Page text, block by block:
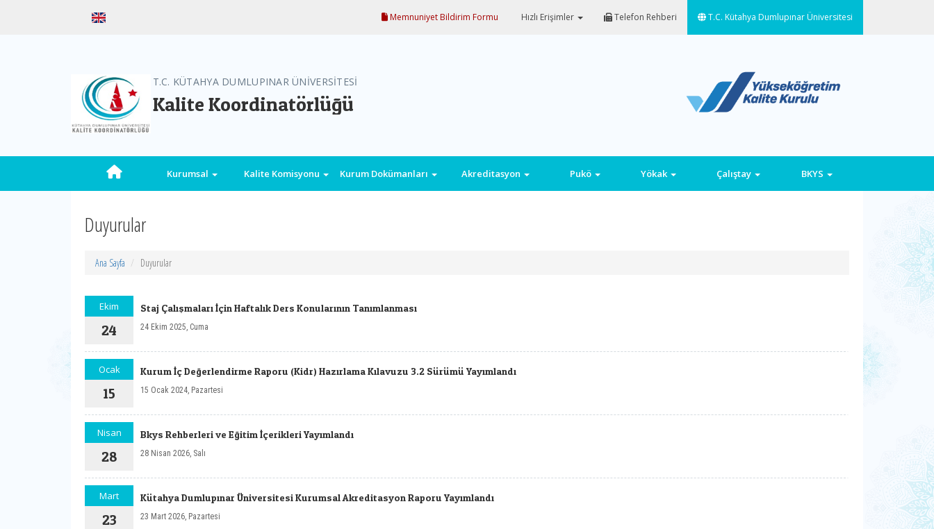
Memnuniyet Bildirim Formu Hızlı Erişimler Telefon Rehberi T.C. Kütahya Dumlupınar Üniversitesi
T.C. KÜTAHYA DUMLUPINAR ÜNİVERSİTESİ
Kalite Koordinatörlüğü
Kurumsal Kalite Komisyonu Kurum Dokümanları Akreditasyon Pukö Yökak Çalıştay BKYS
Duyurular
Ana Sayfa Duyurular
Ekim
24
Staj Çalışmaları İçin Haftalık Ders Konularının Tanımlanması
24 Ekim 2025, Cuma
Ocak
15
Kurum İç Değerlendirme Raporu (Kidr) Hazırlama Kılavuzu 3.2 Sürümü Yayımlandı
15 Ocak 2024, Pazartesi
Nisan
28
Bkys Rehberleri ve Eğitim İçerikleri Yayımlandı
28 Nisan 2026, Salı
Mart
23
Kütahya Dumlupınar Üniversitesi Kurumsal Akreditasyon Raporu Yayımlandı
23 Mart 2026, Pazartesi